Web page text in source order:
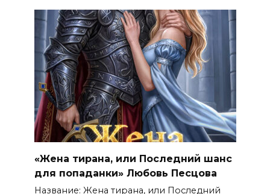
«Жена тирана, или Последний шанс
для попаданки» Любовь Песцова
Название: Жена тирана, или Последний